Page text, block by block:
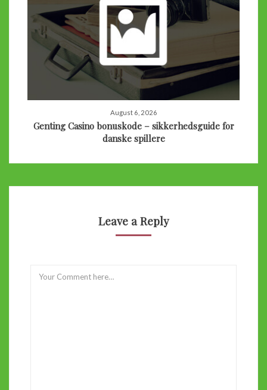
August 6, 2026
Genting Casino bonuskode – sikkerhedsguide for
danske spillere
Leave a Reply